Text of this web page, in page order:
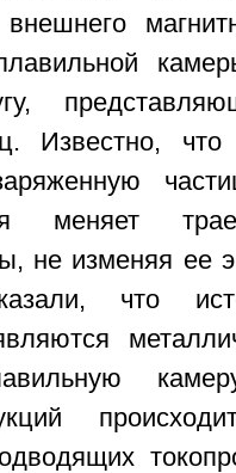
Известно,
меняет
не изменяя ее
что